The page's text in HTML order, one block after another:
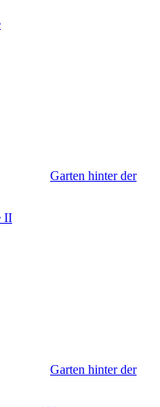
Garten hinter der
Garten hinter der